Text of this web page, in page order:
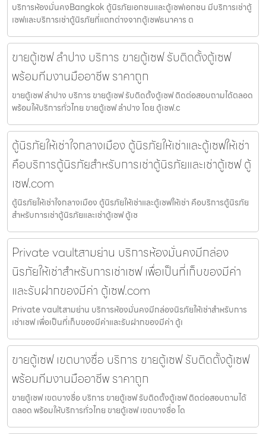
บริการห้องมั่นคงBangkok ตู้นิรภัยเอกชนและตู้เซฟเอกชน มีบริการเช่าตู้
เซฟและบริการเช่าตู้นิรภัยที่แตกต่างจากตู้เซฟธนาคาร ต
ขายตู้เซฟ ลำปาง บริการ ขายตู้เซฟ รับติดตั้งตู้เซฟ
พร้อมทีมงานมืออาชีพ ราคาถูก
ขายตู้เซฟ ลำปาง บริการ ขายตู้เซฟ รับติดตั้งตู้เซฟ ติดต่อสอบถามได้ตลอด
พร้อมให้บริการทั่วไทย ขายตู้เซฟ ลำปาง โดย ตู้เซฟ.c
ตู้นิรภัยให้เช่าใจกลางเมือง ตู้นิรภัยให้เช่าและตู้เซฟให้เช่า
คือบริการตู้นิรภัยสำหรับการเช่าตู้นิรภัยและเช่าตู้เซฟ ตู้
เซฟ.com
ตู้นิรภัยให้เช่าใจกลางเมือง ตู้นิรภัยให้เช่าและตู้เซฟให้เช่า คือบริการตู้นิรภัย
สำหรับการเช่าตู้นิรภัยและเช่าตู้เซฟ ตู้เซ
Private vaultสามย่าน บริการห้องมั่นคงมีกล่อง
นิรภัยให้เช่าสำหรับการเช่าเซฟ เพื่อเป็นที่เก็บของมีค่า
และรับฝากของมีค่า ตู้เซฟ.com
Private vaultสามย่าน บริการห้องมั่นคงมีกล่องนิรภัยให้เช่าสำหรับการ
เช่าเซฟ เพื่อเป็นที่เก็บของมีค่าและรับฝากของมีค่า ตู้เ
ขายตู้เซฟ เขตบางซื่อ บริการ ขายตู้เซฟ รับติดตั้งตู้เซฟ
พร้อมทีมงานมืออาชีพ ราคาถูก
ขายตู้เซฟ เขตบางซื่อ บริการ ขายตู้เซฟ รับติดตั้งตู้เซฟ ติดต่อสอบถามได้
ตลอด พร้อมให้บริการทั่วไทย ขายตู้เซฟ เขตบางซื่อ โด